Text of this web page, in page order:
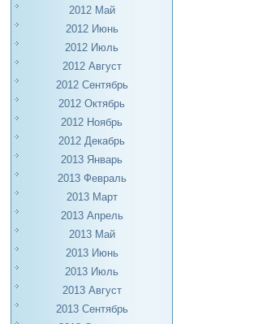
2012 Май
2012 Июнь
2012 Июль
2012 Август
2012 Сентябрь
2012 Октябрь
2012 Ноябрь
2012 Декабрь
2013 Январь
2013 Февраль
2013 Март
2013 Апрель
2013 Май
2013 Июнь
2013 Июль
2013 Август
2013 Сентябрь